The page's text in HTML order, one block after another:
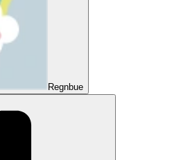
Regnbue